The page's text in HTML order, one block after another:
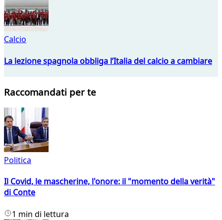
Calcio
La lezione spagnola obbliga l’Italia del calcio a cambiare
Raccomandati per te
Politica
Il Covid, le mascherine, l'onore: il "momento della verità"
di Conte
1 min di lettura